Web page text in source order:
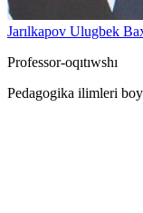
Jarılkapov Ulugbek
Professor-oqıtıwshı
Pedagogika ilimleri